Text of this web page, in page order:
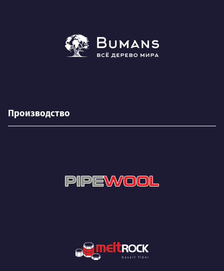
Производство